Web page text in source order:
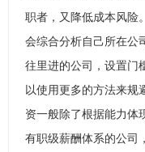
职者，又降低成本风险
会综合分析自己所在公
往里进的公司，设置门
以使用更多的方法来规
资一般除了根据能力体
有职级薪酬体系的公司